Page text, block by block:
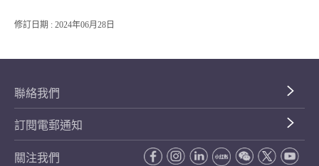
修訂日期 : 2024年06月28日
聯絡我們
訂閱電郵通知
關注我們